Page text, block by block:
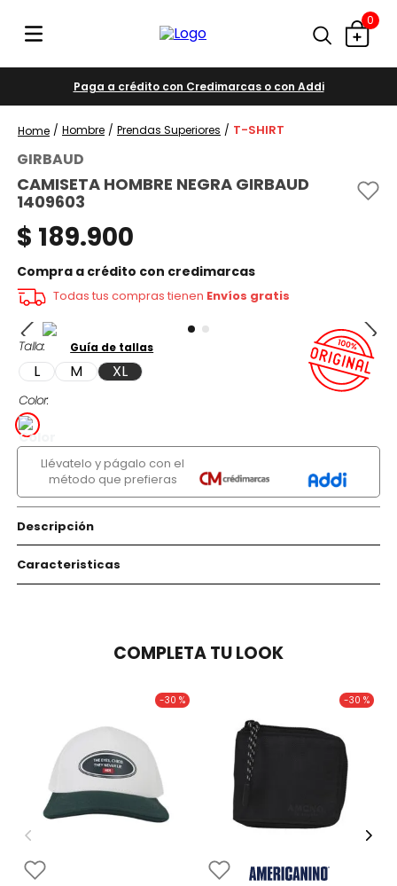
0
Paga a crédito con Credimarcas o con Addi
Hombre Prendas Superiores T-SHIRT
GIRBAUD
CAMISETA HOMBRE NEGRA GIRBAUD
1409603
$ 189.900
Compra a crédito con credimarcas
Todas tus compras tienen Envíos gratis
Talla
L M XL
Color
Guía de tallas
Llévatelo y págalo con el
método que prefieras
Descripción
Caracteristicas
COMPLETA TU LOOK
-30 % -30 %